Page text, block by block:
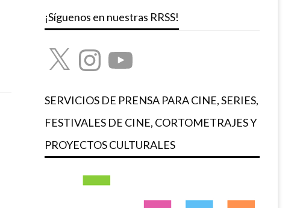
¡Síguenos en nuestras RRSS!
X InstagramYouTube
SERVICIOS DE PRENSA PARA CINE, SERIES,
FESTIVALES DE CINE, CORTOMETRAJES Y
PROYECTOS CULTURALES